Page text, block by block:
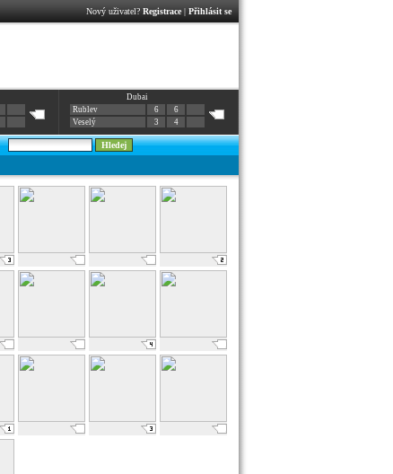
Nový uživatel? Registrace| Přihlásit se
Dubai
Rublev
6
6
Veselý
3 4